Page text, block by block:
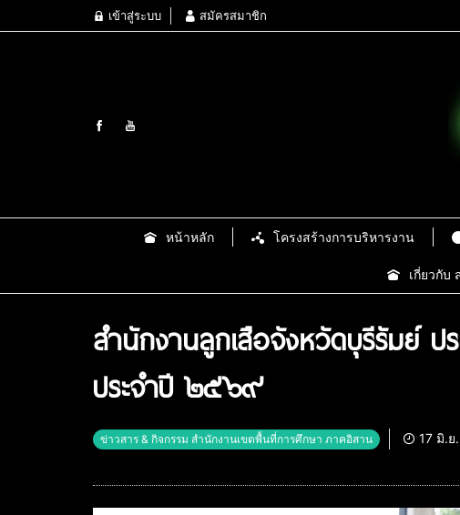
เข้าสู่ระบบ สมัครสมาชิก
หน้าหลัก โครงสร้างการบริหารงาน
เกี่ยวกับ
สำนักงานลูกเสือจังหวัดบุรีรัมย์ ป
ประจำปี ๒๕๖๙
ข่าวสาร & กิจกรรม สำนักงานเขตพื้นที่การศึกษา ภาคอิสาน 17 มิ.ย